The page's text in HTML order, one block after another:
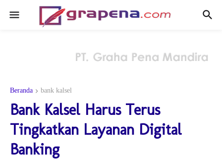
Beranda bank kalsel
Bank Kalsel Harus Terus
Tingkatkan Layanan Digital
Banking